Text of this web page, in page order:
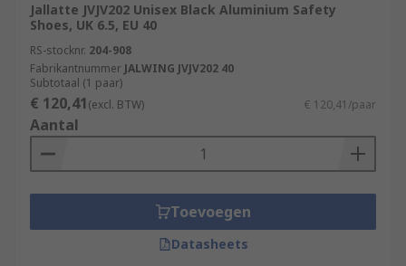
Jallatte JVJV202 Unisex Black Aluminium Safety
Shoes, UK 6.5, EU 40
RS-stocknr. 204-908
Fabrikantnummer JALWING JVJV202 40
Subtotaal (1 paar)
€ 120,41(excl. BTW) € 120,41/paar
Aantal
Toevoegen
Datasheets